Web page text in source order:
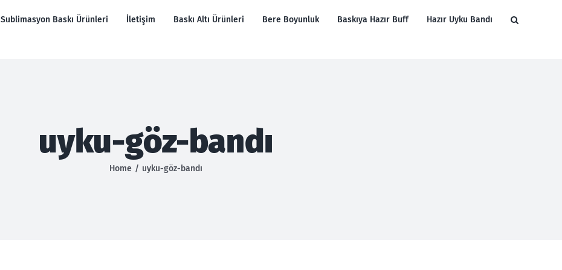
Sublimasyon Baskı Ürünleri İletişim Baskı Altı Ürünleri Bere Boyunluk Baskıya Hazır Buff Hazır Uyku Bandı
uyku-göz-bandı
Home uyku-göz-bandı